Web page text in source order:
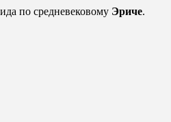
по средневековому Эриче.